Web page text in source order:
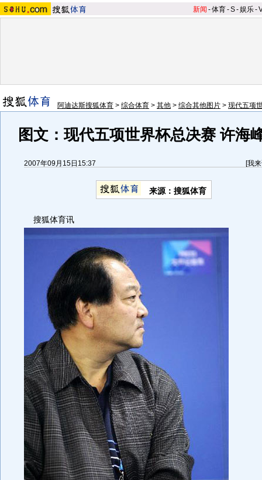
新闻 -体育-S-娱乐-
阿迪达斯搜狐体育 > 综合体育 > 其他 > 综合其他图片 > 现代五项
图文：现代五项世界杯总决赛 许海
2007年09月15日15:37 [我
来源：搜狐体育
搜狐体育讯